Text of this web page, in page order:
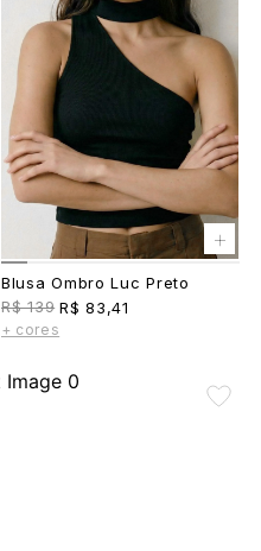
+
Blusa Ombro Luc Preto
R$ 139 R$ 83,41
+ cores